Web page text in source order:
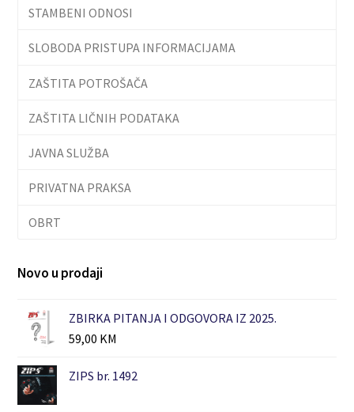
STAMBENI ODNOSI
SLOBODA PRISTUPA INFORMACIJAMA
ZAŠTITA POTROŠAČA
ZAŠTITA LIČNIH PODATAKA
JAVNA SLUŽBA
PRIVATNA PRAKSA
OBRT
Novo u prodaji
ZBIRKA PITANJA I ODGOVORA IZ 2025.
59,00 KM
ZIPS br. 1492